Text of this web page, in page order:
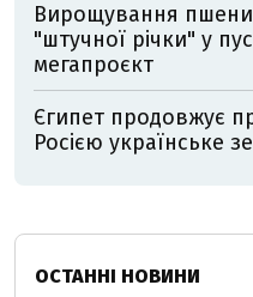
Вирощування
"штучної річки" у
мегапроєкт
Єгипет продовжує
Росією українське
ОСТАННІ НОВИНИ